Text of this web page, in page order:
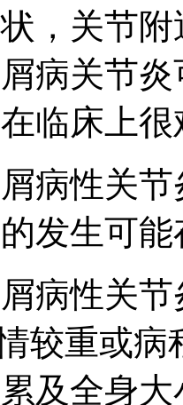
，关节
病关节
临床上
病性关
发生可
病性关
较重或
及全身